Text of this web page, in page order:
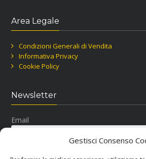
Gestisci Consenso
Area Legale
Condizioni Generali di Vendita
Informativa Privacy
Cookie Policy
Newsletter
Email